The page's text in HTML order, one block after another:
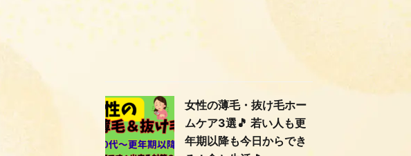
女性の薄毛・抜け毛ホー
ムケア3選🎵 若い人も更
年期以降も今日からでき